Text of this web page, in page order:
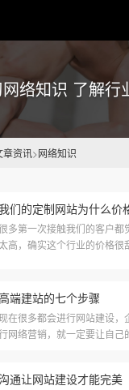
络知识 了解行
章资讯>网络知识
们的定制网站为什么价
多第一次接触我们的客户都
高，确实这个行业的价格很
本就增加了不止一倍，如果
美观度和自...
端建站的七个步骤
在很多都会进行网站建设，
网络营销，就一定要让自己
网站建设，高端网站建设公
通让网站建设才能完美